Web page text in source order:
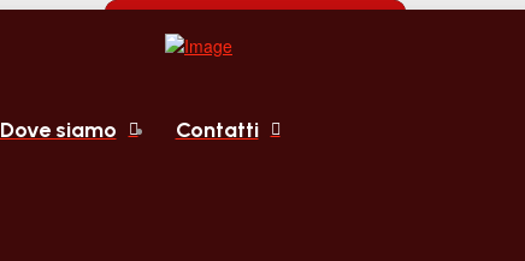
Dove siamo Contatti